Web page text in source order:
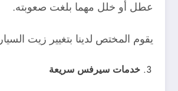
عطل أو خلل مهما بلغت صعوبته.
يقوم المختص لدينا بتغيير زيت
خدمات سيرفس سريعة